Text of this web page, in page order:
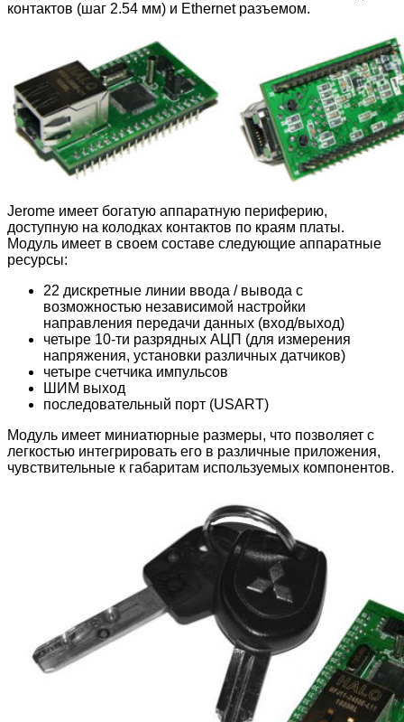
контактов (шаг 2.54 мм) и Ethernet разъемом.
Jerome имеет богатую аппаратную периферию,
доступную на колодках контактов по краям платы.
Модуль имеет в своем составе следующие аппаратные
ресурсы:
22 дискретные линии ввода / вывода с
возможностью независимой настройки
направления передачи данных (вход/выход)
четыре 10-ти разрядных АЦП (для измерения
напряжения, установки различных датчиков)
четыре счетчика импульсов
ШИМ выход
последовательный порт (USART)
Модуль имеет миниатюрные размеры, что позволяет с
легкостью интегрировать его в различные приложения,
чувствительные к габаритам используемых компонентов.